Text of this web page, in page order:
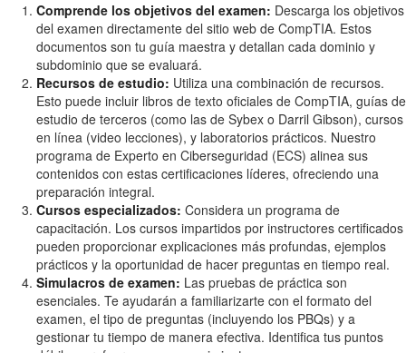
Comprende los objetivos del examen: Descarga los objetivos
del examen directamente del sitio web de CompTIA. Estos
documentos son tu guía maestra y detallan cada dominio y
subdominio que se evaluará.
Recursos de estudio: Utiliza una combinación de recursos.
Esto puede incluir libros de texto oficiales de CompTIA, guías de
estudio de terceros (como las de Sybex o Darril Gibson), cursos
en línea (video lecciones), y laboratorios prácticos. Nuestro
programa de Experto en Ciberseguridad (ECS) alinea sus
contenidos con estas certificaciones líderes, ofreciendo una
preparación integral.
Cursos especializados: Considera un programa de
capacitación. Los cursos impartidos por instructores certificados
pueden proporcionar explicaciones más profundas, ejemplos
prácticos y la oportunidad de hacer preguntas en tiempo real.
Simulacros de examen: Las pruebas de práctica son
esenciales. Te ayudarán a familiarizarte con el formato del
examen, el tipo de preguntas (incluyendo los PBQs) y a
gestionar tu tiempo de manera efectiva. Identifica tus puntos